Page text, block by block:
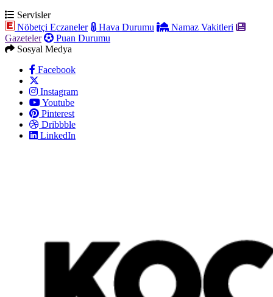
Servisler
Nöbetçi Eczaneler
Hava Durumu
Namaz Vakitleri
Gazeteler
Puan Durumu
Sosyal Medya
Facebook
Instagram
Youtube
Pinterest
Dribbble
LinkedIn